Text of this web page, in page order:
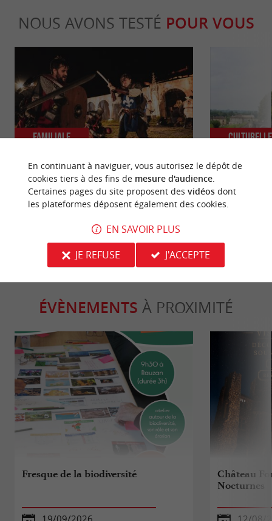
NOUS AVONS TESTÉ POUR VOUS
La Bataille de Castillon : Spectacle
historique son et lumières en Gironde
Familiale
Castillon-la-
Culturelle
ÉVÈNEMENTS À PROXIMITÉ
Fresque de la biodiversité
Château
Nocturnes
En continuant à naviguer, vous autorisez le dépôt de
cookies tiers à des fins de mesure d'audience.
Certaines pages du site proposent des vidéosdont
les plateformes déposent également des cookies.
EN SAVOIR PLUS
JE REFUSE
J'ACCEPTE